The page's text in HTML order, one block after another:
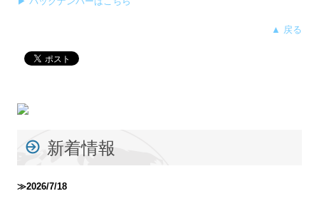
新着情報
≫2026/7/18
▲ 戻る